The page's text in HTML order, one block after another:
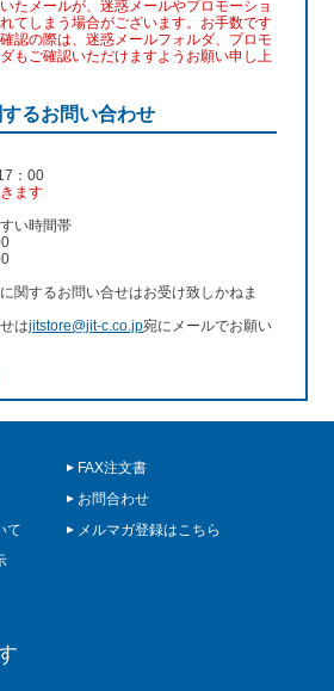
たメールが、迷惑メールやプロモーショ
てしまう場合がございます。お手数です
認の際は、迷惑メールフォルダ、プロモ
もご確認いただけますようお願い申し上
るお問い合わせ
：00
ます
い時間帯
関するお問い合せはお受け致しかねま
はjitstore@jit-c.co.jp宛にメールでお願い
FAX注文書
お問合わせ
て
メルマガ登録はこちら